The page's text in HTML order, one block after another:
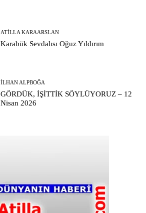
ATILLA KARAARSLAN
Karabük Sevdalısı Oğuz Yıldırım
İLHAN ALPBOĞA
GÖRDÜK, İŞİTTİK SÖYLÜYORUZ – 12
Nisan 2026